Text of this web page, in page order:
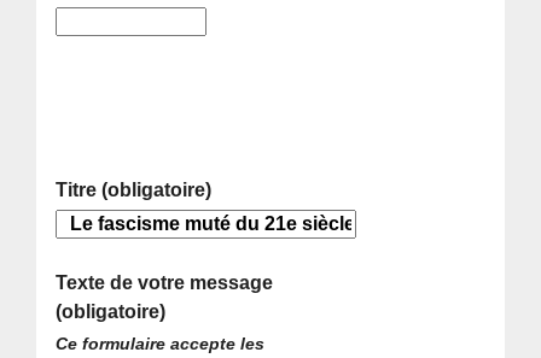
Titre (obligatoire)
Texte de votre message
(obligatoire)
Ce formulaire accepte les